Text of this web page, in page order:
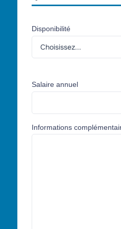
Disponibilité
Salaire annuel
Informations